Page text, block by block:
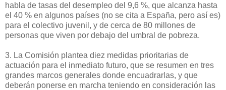
habla de tasas del desempleo del 9,6 %, que alcanza hasta
el 40 % en algunos países (no se cita a España, pero así es)
para el colectivo juvenil, y de cerca de 80 millones de
personas que viven por debajo del umbral de pobreza.
3. La Comisión plantea diez medidas prioritarias de
actuación para el inmediato futuro, que se resumen en tres
grandes marcos generales donde encuadrarlas, y que
deberán ponerse en marcha teniendo en consideración las